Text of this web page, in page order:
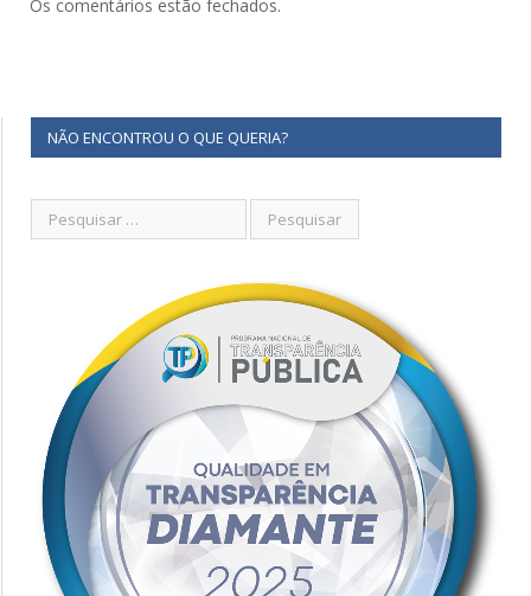
Os comentários estão fechados.
NÃO ENCONTROU O QUE QUERIA?